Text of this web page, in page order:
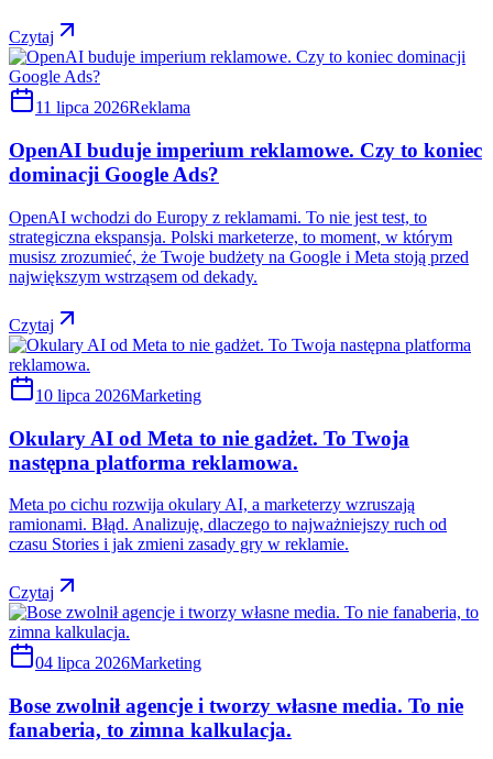
Czytaj
11 lipca 2026Reklama
OpenAI buduje imperium reklamowe. Czy to koniec
dominacji Google Ads?
OpenAI wchodzi do Europy z reklamami. To nie jest test, to
strategiczna ekspansja. Polski marketerze, to moment, w którym
musisz zrozumieć, że Twoje budżety na Google i Meta stoją przed
największym wstrząsem od dekady.
Czytaj
10 lipca 2026Marketing
Okulary AI od Meta to nie gadżet. To Twoja
następna platforma reklamowa.
Meta po cichu rozwija okulary AI, a marketerzy wzruszają
ramionami. Błąd. Analizuję, dlaczego to najważniejszy ruch od
czasu Stories i jak zmieni zasady gry w reklamie.
Czytaj
04 lipca 2026Marketing
Bose zwolnił agencje i tworzy własne media. To nie
fanaberia, to zimna kalkulacja.